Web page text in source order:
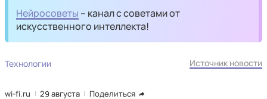
Нейросоветы – канал с советами от
искусственного интеллекта!
Технологии Источник новости
wi-fi.ru 29 августа Поделиться